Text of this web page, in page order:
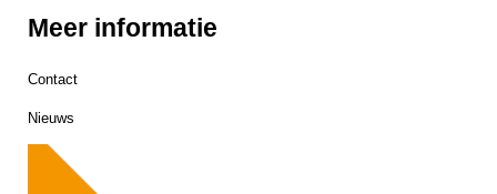
Meer informatie
Contact
Nieuws